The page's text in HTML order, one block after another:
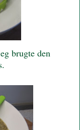
brugte den